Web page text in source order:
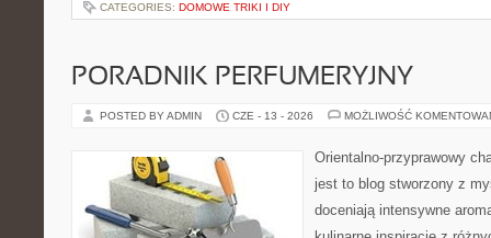
CATEGORIES: DOMOWE TRIKI I DIY
PORADNIK PERFUMERYJNY
POSTED BY ADMIN CZE - 13 - 2026 MOŻLIWOŚĆ
Orientalno-przyprawowy
jest to blog stworzony z
doceniają intensywne